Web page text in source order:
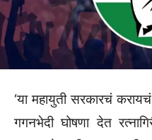
‘या महायुती सरकारचं
गगनभेदी घोषणा देत